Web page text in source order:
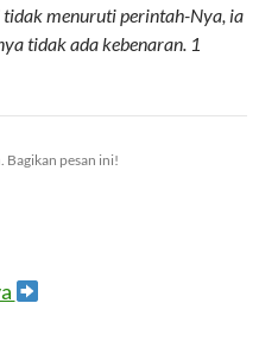
tidak menuruti perintah-Nya, ia
tidak ada kebenaran. 1
Bagikan pesan ini!